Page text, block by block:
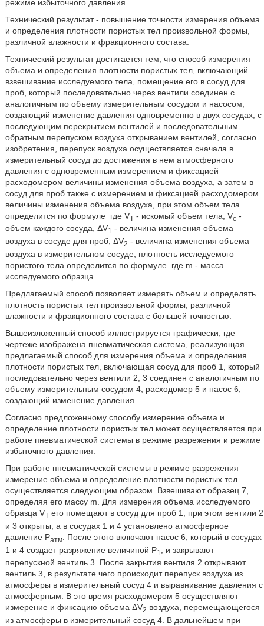
режиме избыточного давления.
Технический результат - повышение точности измерения объема
и определения плотности пористых тел произвольной формы,
различной влажности и фракционного состава.
Технический результат достигается тем, что способ измерения
объема и определения плотности пористых тел, включающий
взвешивание исследуемого тела, помещение его в сосуд для
проб, который последовательно через вентили соединен с
аналогичным по объему измерительным сосудом и насосом,
создающий изменение давления одновременно в двух сосудах, с
последующим перекрытием вентилей и последовательным
обратным перепуском воздуха открыванием вентилей, согласно
изобретения, перепуск воздуха осуществляется сначала в
измерительный сосуд до достижения в нем атмосферного
давления с одновременным измерением и фиксацией
расходомером величины изменения объема воздуха, а затем в
сосуд для проб также с измерением и фиксацией расходомером
величины изменения объема воздуха, при этом объем тела
определится по формуле где VT- искомый объем тела, Vc-
объем каждого сосуда, ΔV1
- величина изменения объема
воздуха в сосуде для проб, ΔV2 - величина изменения объема
воздуха в измерительном сосуде, плотность исследуемого
пористого тела определится по формуле где m - масса
исследуемого образца.
Предлагаемый способ позволяет измерять объем и определять
плотность пористых тел произвольной формы, различной
влажности и фракционного состава с большей точностью.
Вышеизложенный способ иллюстрируется графически, где
чертеже изображена пневматическая система, реализующая
предлагаемый способ для измерения объема и определения
плотности пористых тел, включающая сосуд для проб 1, который
последовательно через вентили 2, 3 соединен с аналогичным по
объему измерительным сосудом 4, расходомер 5 и насос 6,
создающий изменение давления.
Согласно предложенному способу измерение объема и
определение плотности пористых тел может осуществляется при
работе пневматической системы в режиме разрежения и режиме
избыточного давления.
При работе пневматической системы в режиме разрежения
измерение объема и определение плотности пористых тел
осуществляется следующим образом. Взвешивают образец 7,
определяя его массу m. Для измерения объема исследуемого
образца VTего помещают в сосуд для проб 1, при этом вентили 2
и 3 открыты, а в сосудах 1 и 4 установлено атмосферное
давление Ратм. После этого включают насос 6, который в сосудах
1 и 4 создает разряжение величиной P1
, и закрывают
перепускной вентиль 3. После закрытия вентиля 2 открывают
вентиль 3, в результате чего происходит перепуск воздуха из
атмосферы в измерительный сосуд 4 и выравнивание давления с
атмосферным. В это время расходомером 5 осуществляют
измерение и фиксацию объема ΔV2 воздуха, перемещающегося
из атмосферы в измерительный сосуд 4. В дальнейшем при